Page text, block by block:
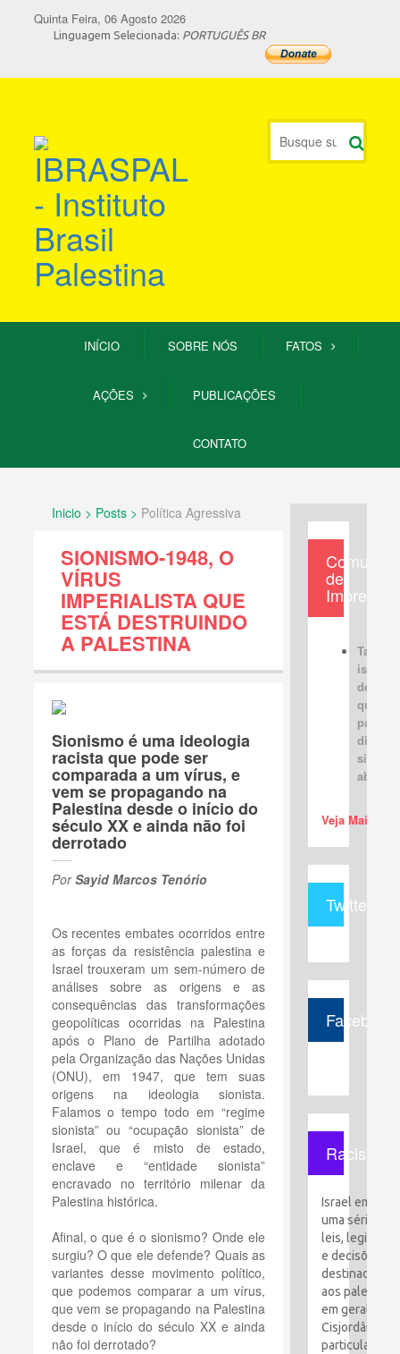
Quinta Feira, 06 Agosto 2026
Linguagem Selecionada: PORTUGUÊS BR
INÍCIO SOBRE NÓS FATOS
AÇÕES PUBLICAÇÕES
CONTATO
Inicio > Posts > Política Agressiva
SIONISMO-1948, O
VÍRUS
IMPERIALISTA QUE
ESTÁ DESTRUINDO
A PALESTINA
Sionismo é uma ideologia
racista que pode ser
comparada a um vírus, e
vem se propagando na
Palestina desde o início do
século XX e ainda não foi
derrotado
PorSayid Marcos Tenório
Os recentes embates ocorridos entre
as forças da resistência palestina e
Israel trouxeram um sem-número de
análises sobre as origens e as
consequências das transformações
geopolíticas ocorridas na Palestina
após o Plano de Partilha adotado
pela Organização das Nações Unidas
(ONU), em 1947, que tem suas
origens na ideologia sionista.
Falamos o tempo todo em “regime
sionista” ou “ocupação sionista” de
Israel, que é misto de estado,
enclave e “entidade sionista”
encravado no território milenar da
Palestina histórica.
Afinal, o que é o sionismo? Onde ele
surgiu? O que ele defende? Quais as
variantes desse movimento político,
que podemos comparar a um vírus,
que vem se propagando na Palestina
desde o início do século XX e ainda
não foi derrotado?
de
Imprensa
Tabus
devem
para
sincera
aberta
Veja Mais (+)
Twitter
Facebook
Racismo
Israel emitiu
uma série de
leis,
e decisões
destinadas
aos
em geral e à
Cisjordânia
particular.